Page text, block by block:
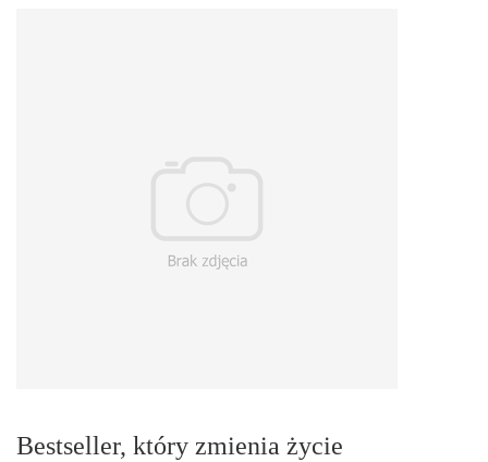
Bestseller, który zmienia życie